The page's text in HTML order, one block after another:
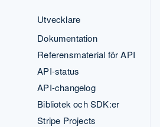
Utvecklare
Dokumentation
Referensmaterial för API
API-status
API-changelog
Bibliotek och SDK:er
Stripe Projects